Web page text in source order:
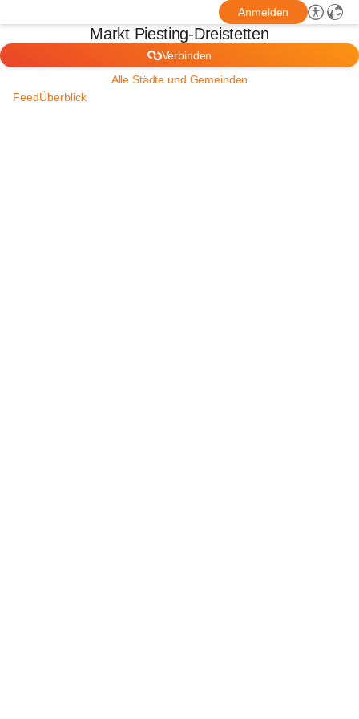
Anmelden
Markt Piesting-Dreistetten
Verbinden
Alle Städte und Gemeinden
FeedÜberblick